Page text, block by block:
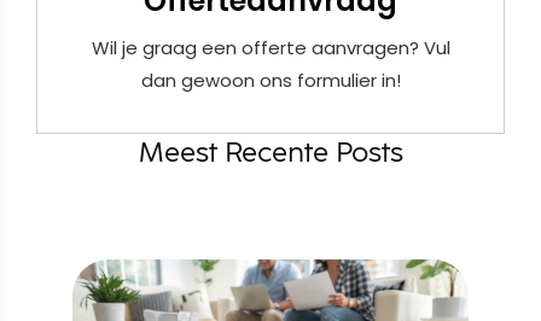
Wil je graag een offerte aanvragen? Vul
dan gewoon ons formulier in!
Meest Recente Posts